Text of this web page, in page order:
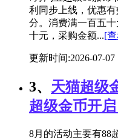
利同步上线，优惠
分。消费满一百五
十元，采购金额...[
更新时间:2026-07-07
3、 天猫超级
超级金币开启
8月的活动主要有88